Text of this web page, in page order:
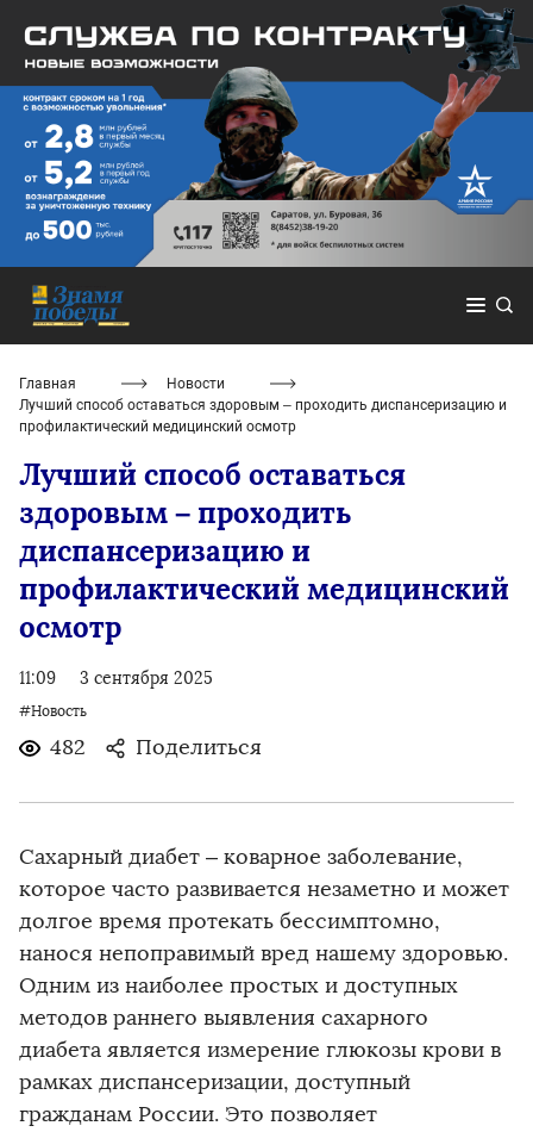
Главная
Новости
Лучший способ оставаться здоровым – проходить диспансеризацию и
профилактический медицинский осмотр
Лучший способ оставаться
здоровым – проходить
диспансеризацию и
профилактический медицинский
осмотр
11:09 3 сентября 2025
#Новость
482 Поделиться
Сахарный диабет – коварное заболевание,
которое часто развивается незаметно и может
долгое время протекать бессимптомно,
нанося непоправимый вред нашему здоровью.
Одним из наиболее простых и доступных
методов раннего выявления сахарного
диабета является измерение глюкозы крови в
рамках диспансеризации, доступный
гражданам России. Это позволяет